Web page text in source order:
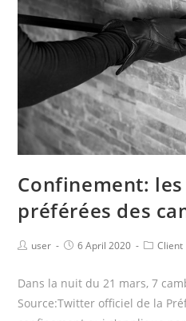
Confinement:
préférées des
user 6 April 2020 Client
Dans la nuit du 21 mars, 7
Source:Twitter officiel de la